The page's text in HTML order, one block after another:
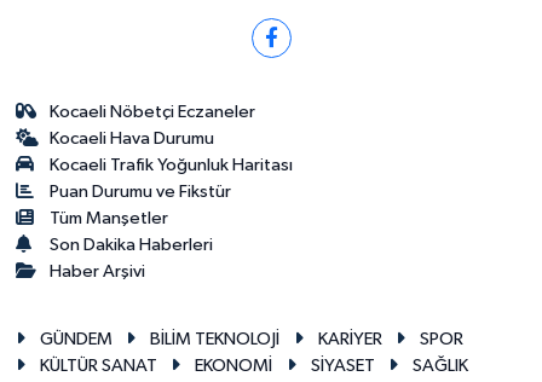
Kocaeli Nöbetçi Eczaneler
Kocaeli Hava Durumu
Kocaeli Trafik Yoğunluk Haritası
Puan Durumu ve Fikstür
Tüm Manşetler
Son Dakika Haberleri
Haber Arşivi
GÜNDEM BİLİM TEKNOLOJİ KARİYER
SPOR
KÜLTÜR SANAT
EKONOMİ SİYASET SAĞLIK